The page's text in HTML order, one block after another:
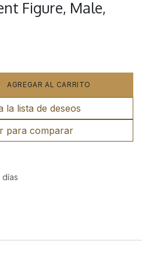
Figure, Male,
AGREGAR AL CARRITO
para comparar
la lista de deseos